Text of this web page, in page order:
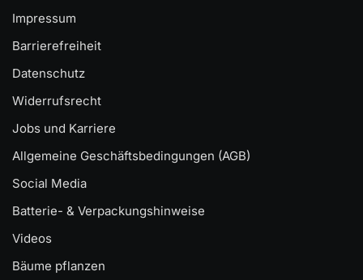
Impressum
Barrierefreiheit
Datenschutz
Widerrufsrecht
Jobs und Karriere
Allgemeine Geschäftsbedingungen (AGB)
Social Media
Batterie- & Verpackungshinweise
Videos
Bäume pflanzen